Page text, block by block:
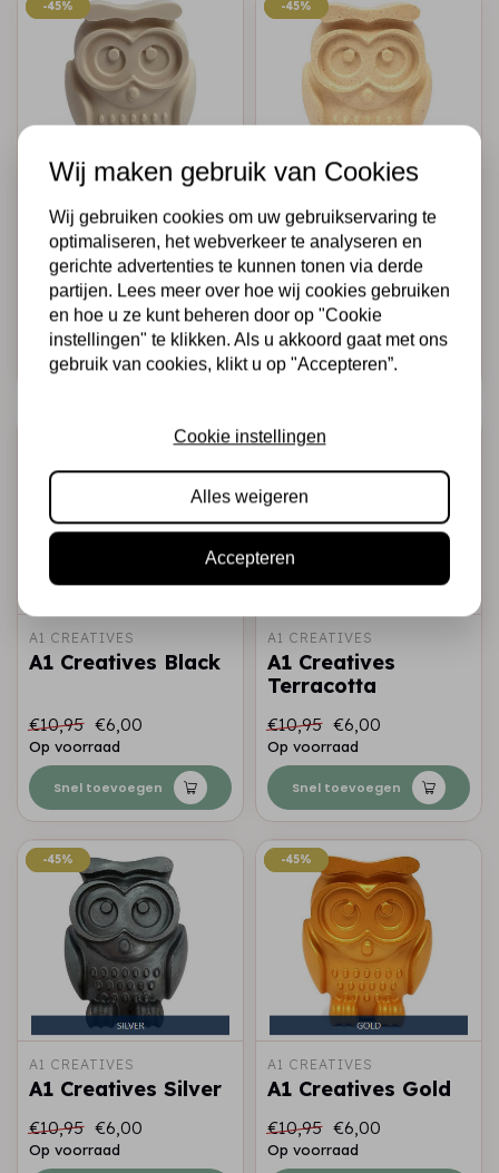
-45%
-45%
A1 CREATIVES
A1 Creatives Ivory
Stone
€10,95 €6,00
Op voorraad
Snel toevoegen
-45%
-45%
A1 CREATIVES
A1 Creatives Sand
Stone
€10,95 €6,00
Op voorraad
Snel toevoegen
A1 CREATIVES
A1 Creatives Black
€10,95 €6,00
Op voorraad
Snel toevoegen
-45%
-45%
A1 CREATIVES
A1 Creatives
Terracotta
€10,95 €6,00
Op voorraad
Snel toevoegen
-45%
-45%
A1 CREATIVES
A1 Creatives Silver
€10,95 €6,00
Op voorraad
-45%
-45%
A1 CREATIVES
A1 Creatives Gold
€10,95 €6,00
Op voorraad
Wij maken gebruik van Cookies
Wij gebruiken cookies om uw gebruikservaring te
optimaliseren, het webverkeer te analyseren en
gerichte advertenties te kunnen tonen via derde
partijen. Lees meer over hoe wij cookies gebruiken
en hoe u ze kunt beheren door op "Cookie
instellingen" te klikken. Als u akkoord gaat met ons
gebruik van cookies, klikt u op "Accepteren”.
Cookie instellingen
Alles weigeren
Accepteren